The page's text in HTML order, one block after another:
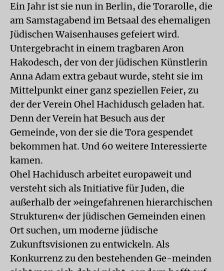
Ein Jahr ist sie nun in Berlin, die Torarolle, die
am Samstagabend im Betsaal des ehemaligen
Jüdischen Waisenhauses gefeiert wird.
Untergebracht in einem tragbaren Aron
Hakodesch, der von der jüdischen Künstlerin
Anna Adam extra gebaut wurde, steht sie im
Mittelpunkt einer ganz speziellen Feier, zu
der der Verein Ohel Hachidusch geladen hat.
Denn der Verein hat Besuch aus der
Gemeinde, von der sie die Tora gespendet
bekommen hat. Und 60 weitere Interessierte
kamen.
Ohel Hachidusch arbeitet europaweit und
versteht sich als Initiative für Juden, die
außerhalb der »eingefahrenen hierarchischen
Strukturen« der jüdischen Gemeinden einen
Ort suchen, um moderne jüdische
Zukunftsvisionen zu entwickeln. Als
Konkurrenz zu den bestehenden Ge-meinden